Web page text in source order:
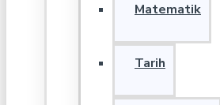
Matematik
Tarih